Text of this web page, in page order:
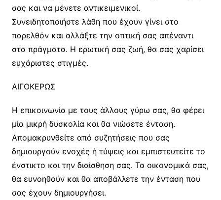
σας και να μένετε αντικειμενικοί.
Συνειδητοποιήστε λάθη που έχουν γίνει στο
παρελθόν και αλλάξτε την οπτική σας απέναντι
στα πράγματα. Η ερωτική σας ζωή, θα σας χαρίσει
ευχάριστες στιγμές.
ΑΙΓΟΚΕΡΩΣ
Η επικοινωνία με τους άλλους γύρω σας, θα φέρει
μία μικρή δυσκολία και θα νιώσετε ένταση.
Απομακρυνθείτε από συζητήσεις που σας
δημιουργούν ενοχές ή τύψεις και εμπιστευτείτε το
ένστικτο και την διαίσθηση σας. Τα οικονομικά σας,
θα ευνοηθούν και θα αποβάλλετε την ένταση που
σας έχουν δημιουργήσει.